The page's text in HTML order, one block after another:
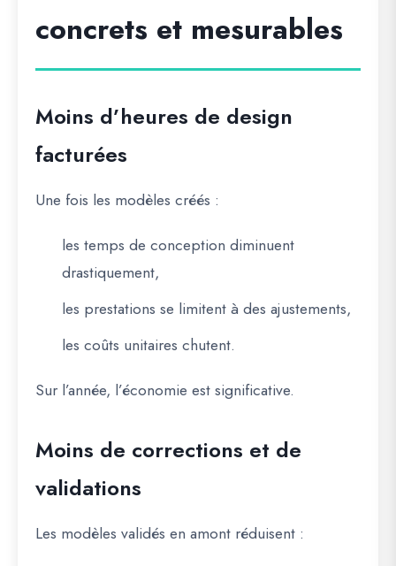
concrets et mesurables
Moins d’heures de design
facturées
Une fois les modèles créés :
les temps de conception diminuent
drastiquement,
les prestations se limitent à des ajustements,
les coûts unitaires chutent.
Sur l’année, l’économie est significative.
Moins de corrections et de
validations
Les modèles validés en amont réduisent :